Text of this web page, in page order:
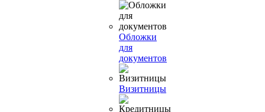
Обложки
для
документов
Визитницы